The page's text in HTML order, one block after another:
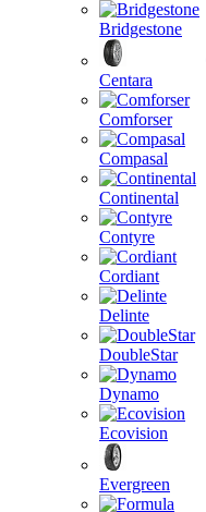
Bridgestone
Centara
Comforser
Compasal
Continental
Contyre
Cordiant
Delinte
DoubleStar
Dynamo
Ecovision
Evergreen